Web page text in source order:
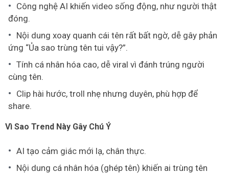
Công nghệ AI khiến video sống động, như người thật
đóng.
Nội dung xoay quanh cái tên rất bất ngờ, dễ gây phản
ứng “Ủa sao trùng tên tui vậy?”.
Tính cá nhân hóa cao, dễ viral vì đánh trúng người
cùng tên.
Clip hài hước, troll nhẹ nhưng duyên, phù hợp để
share.
Vì Sao Trend Này Gây Chú Ý
AI tạo cảm giác mới lạ, chân thực.
Nội dung cá nhân hóa (ghép tên) khiến ai trùng tên